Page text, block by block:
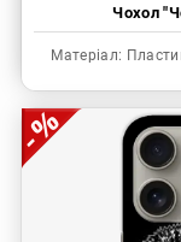
Чохол
Матеріал: